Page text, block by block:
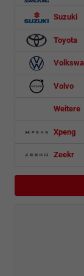
Suzuki
Toyota
Volvo
Weitere
Xpeng
Zeekr